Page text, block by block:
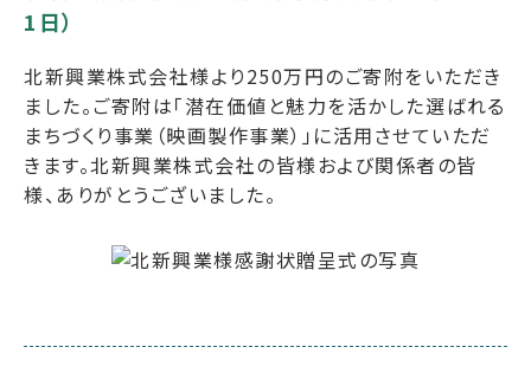
1日）
北新興業株式会社様より250万円のご寄附をいただき
ました。ご寄附は「潜在価値と魅力を活かした選ばれる
まちづくり事業（映画製作事業）」に活用させていただ
きます。北新興業株式会社の皆様および関係者の皆
様、ありがとうございました。